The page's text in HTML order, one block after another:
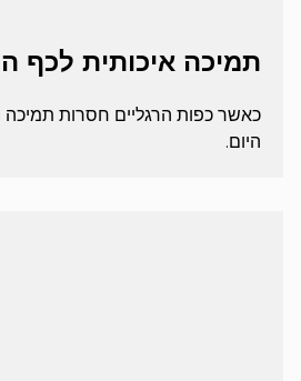
תמיכה איכותית לכף
כאשר כפות הרגליים חסרות תמיכה
היום.